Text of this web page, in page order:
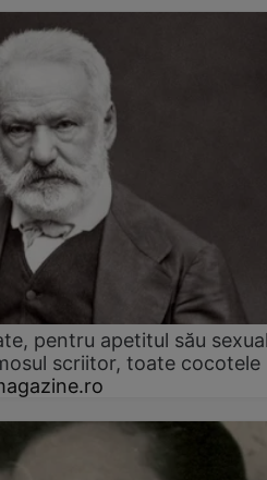
pentru apetitul său
scriitor, toate cocotele